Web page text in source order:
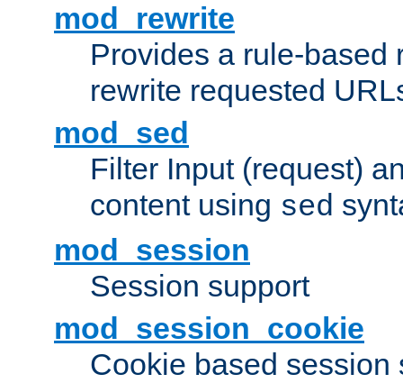
mod_rewrite
Provides a rule-based
rewrite requested
mod_sed
Filter Input (request)
content using sed
mod_session
Session support
mod_session_cookie
Cookie based session